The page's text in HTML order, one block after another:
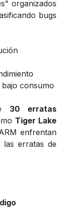
organizados
bugs
consumo
30 erratas
Tiger Lake
enfrentan
las erratas de